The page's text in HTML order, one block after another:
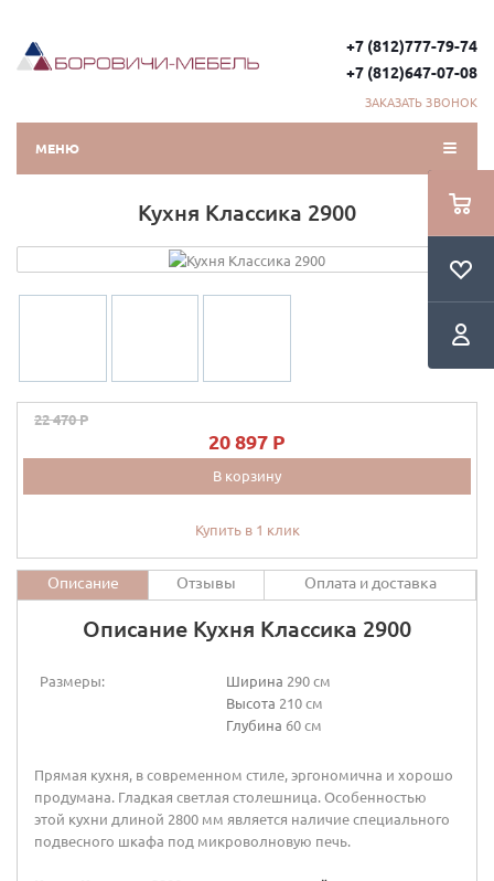
+7 (812)777-79-74
+7 (812)647-07-08
ЗАКАЗАТЬ ЗВОНОК
МЕНЮ
Кухня Классика 2900
22 470 P
20 897 P
В корзину
Купить в 1 клик
Описание Отзывы Оплата и доставка
Описание Кухня Классика 2900
Размеры: Ширина 290 см
Высота 210 см
Глубина 60 см
Прямая кухня, в современном стиле, эргономична и хорошо
продумана. Гладкая светлая столешница. Особенностью
этой кухни длиной 2800 мм является наличие специального
подвесного шкафа под микроволновую печь.